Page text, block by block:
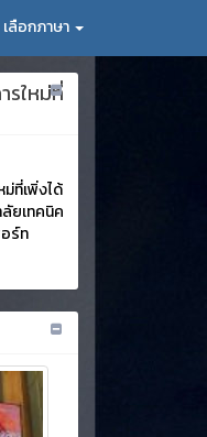
เลือกภาษา
รใหม่ที่
ที่เพิ่งได้
ยเทคนิค
ร์ท